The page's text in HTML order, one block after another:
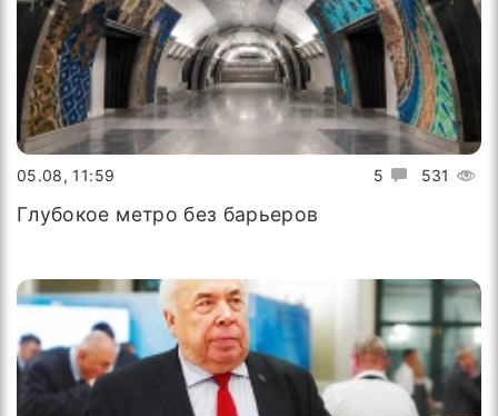
5 531
05.08, 11:59
Глубокое метро без барьеров